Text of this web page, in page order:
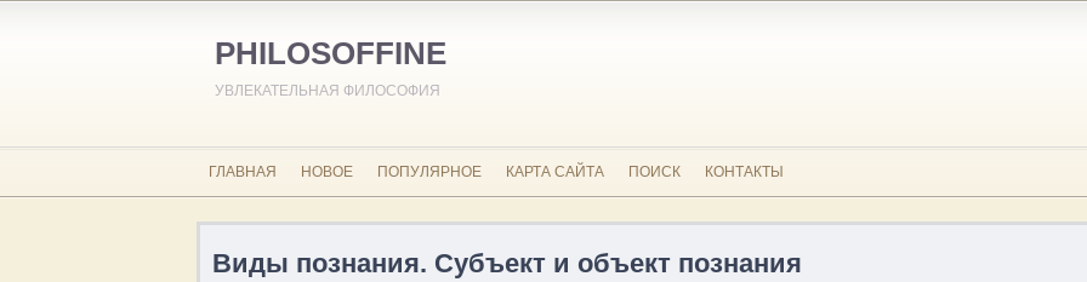
PHILOSOFFINE
УВЛЕКАТЕЛЬНАЯ ФИЛОСОФИЯ
ГЛАВНАЯ НОВОЕ ПОПУЛЯРНОЕ КАРТА САЙТА ПОИСК КОНТАКТЫ
Виды познания. Субъект и объект познания